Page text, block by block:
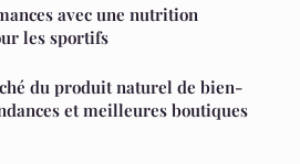
avec une nutrition
les sportifs
du produit naturel de bien-
et meilleures boutiques